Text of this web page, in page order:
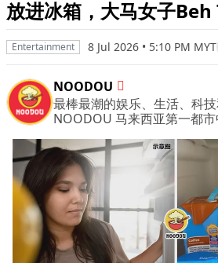
放进冰箱，大马女子Beh
Entertainment 8 Jul 2026 • 5:10 PM MYT
NOODOU
最棒最潮的娱乐、生活、科
NOODOU 马来西亚第一都市